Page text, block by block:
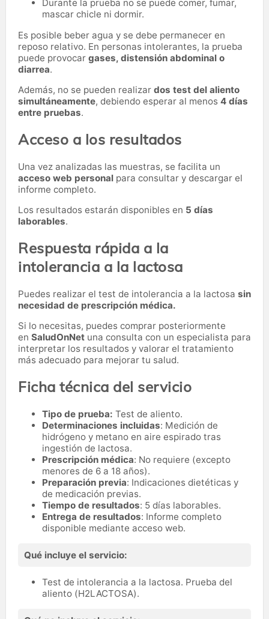
Durante la prueba no se puede comer, fumar,
mascar chicle ni dormir.
Es posible beber agua y se debe permanecer en
reposo relativo. En personas intolerantes, la prueba
puede provocar gases, distensión abdominal o
diarrea.
Además, no se pueden realizar dos test del aliento
simultáneamente, debiendo esperar al menos 4 días
entre pruebas.
Acceso a los resultados
Una vez analizadas las muestras, se facilita un
acceso web personal para consultar y descargar el
informe completo.
Los resultados estarán disponibles en 5 días
laborables.
Respuesta rápida a la
intolerancia a la lactosa
Puedes realizar el test de intolerancia a la lactosa sin
necesidad de prescripción médica.
Si lo necesitas, puedes comprar posteriormente
en SaludOnNet una consulta con un especialista para
interpretar los resultados y valorar el tratamiento
más adecuado para mejorar tu salud.
Ficha técnica del servicio
Tipo de prueba: Test de aliento.
Determinaciones incluidas: Medición de
hidrógeno y metano en aire espirado tras
ingestión de lactosa.
Prescripción médica: No requiere (excepto
menores de 6 a 18 años).
Preparación previa: Indicaciones dietéticas y
de medicación previas.
Tiempo de resultados: 5 días laborables.
Entrega de resultados: Informe completo
disponible mediante acceso web.
Qué incluye el servicio:
Test de intolerancia a la lactosa. Prueba del
aliento (H2LACTOSA).